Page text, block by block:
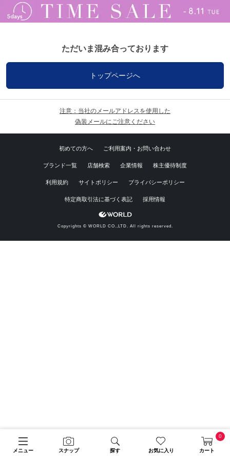
メニュー スナップ 探す お気に入り カート
0
ただいま混み合っております
トップページへ
注意：当社のメールアドレスを使用した
偽装メールにご注意ください
初めての方へ ご利用案内・お問い合わせ
ブランド一覧 店舗検索 企業情報 株主優待制度
利用規約 サイトポリシー プライバシーポリシー
特定商取引法に基づく表記 採用情報
Copyrights © WORLD CO.,LTD. All rights reserved.